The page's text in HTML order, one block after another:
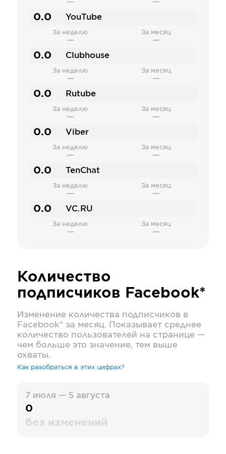
— —
0.0 YouTube
За неделю
—
За месяц
—
0.0 Clubhouse
За неделю
—
За месяц
—
0.0 Rutube
За неделю
—
За месяц
—
0.0 Viber
За неделю
—
За месяц
—
0.0 TenChat
За неделю
—
За месяц
—
0.0 VC.RU
За неделю
—
За месяц
—
Количество
подписчиков Facebook*
Изменение количества подписчиков в
Facebook* за месяц. Показывает среднее
количество пользователей на странице —
чем больше это значение, тем выше
охваты.
Как разобраться в этих цифрах?
7 июля — 5 августа
0
без изменений